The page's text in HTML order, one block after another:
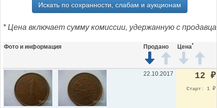
Искать по сохранности, слабам и аукционам
* Цена включает сумму комиссии, удержанную с продавца
Фото и информация Продано Цена*
22.10.2017 12 ₽
Старт: 1 ₽